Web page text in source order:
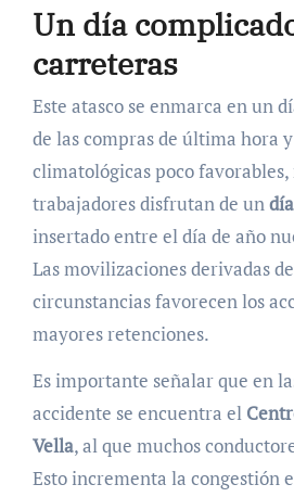
Un día
carreteras
Este atasco se enmarca en un
de las compras de última hora
climatológicas poco favorables,
trabajadores disfrutan de un
insertado entre el día de año
Las movilizaciones derivadas
circunstancias favorecen los
mayores retenciones.
Es importante señalar que en
accidente se encuentra el
Vella, al que muchos
Esto incrementa la congestión